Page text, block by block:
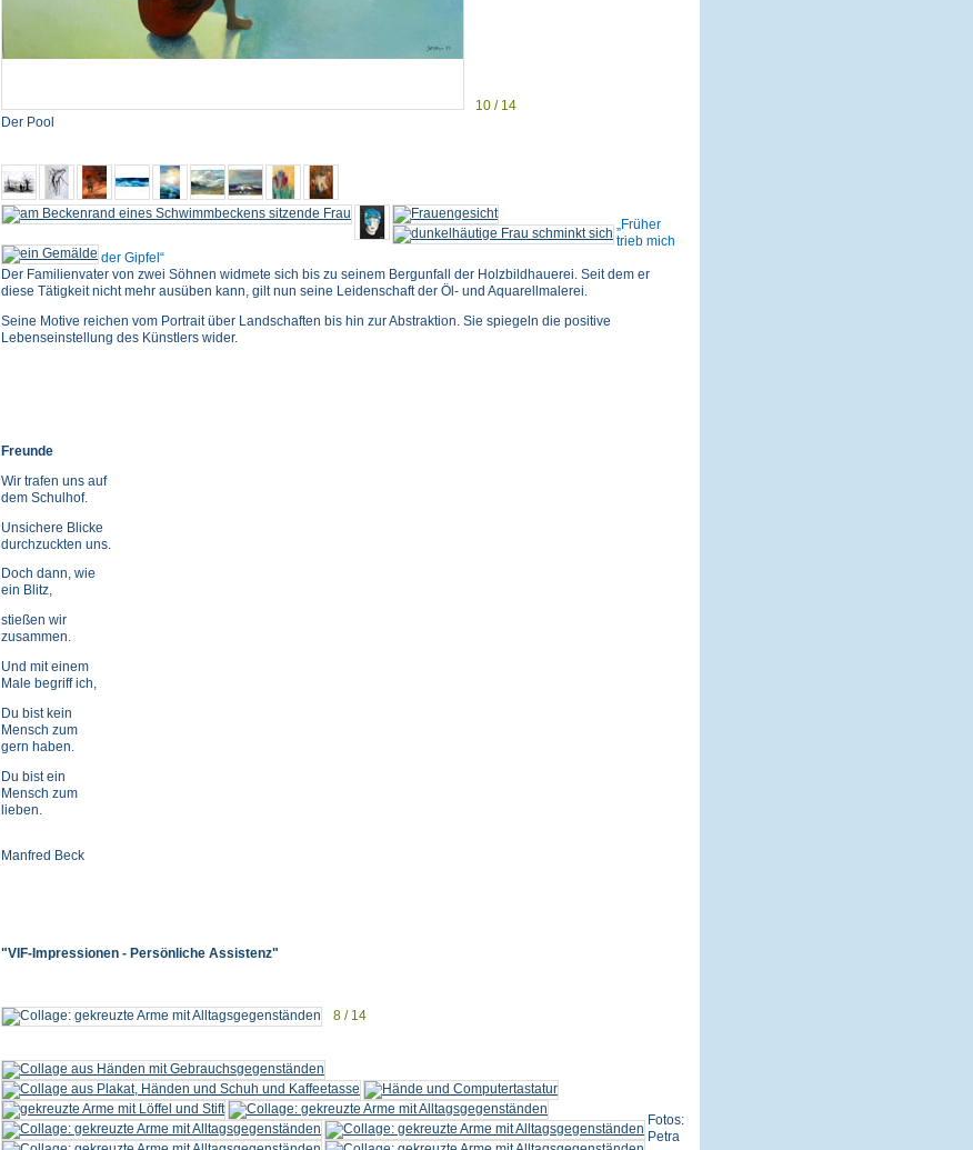
10 / 14
Der Pool
Früher
trieb mich
der Gipfel
Der Familienvater von zwei Söhnen widmete sich bis zu seinem Bergunfall der Holzbildhauerei. Seit dem er
diese Tätigkeit nicht mehr ausüben kann, gilt nun seine Leidenschaft der Öl- und Aquarellmalerei.
Seine Motive reichen vom Portrait über Landschaften bis hin zur Abstraktion. Sie spiegeln die positive
Lebenseinstellung des Künstlers wider.
Freunde
Wir trafen uns auf
dem Schulhof.
Unsichere Blicke
durchzuckten uns.
Doch dann, wie
ein Blitz,
stießen wir
zusammen.
Und mit einem
Male begriff ich,
Du bist kein
Mensch zum
gern haben.
Du bist ein
Mensch zum
lieben.
Manfred Beck
"VIF-Impressionen - Persönliche Assistenz"
8 / 14
Fotos:
Petra